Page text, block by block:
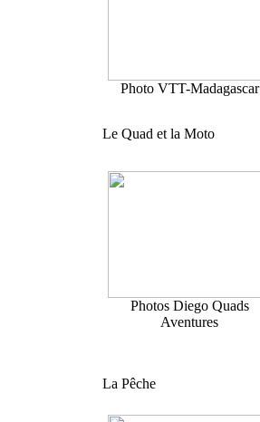
Photo VTT-Madagascar
Le Quad et la Moto
Photos Diego Quads
Aventures
La Pêche